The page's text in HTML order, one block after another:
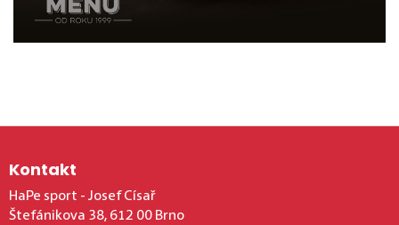
Kontakt
HaPe sport - Josef Císař
Štefánikova 38, 612 00 Brno